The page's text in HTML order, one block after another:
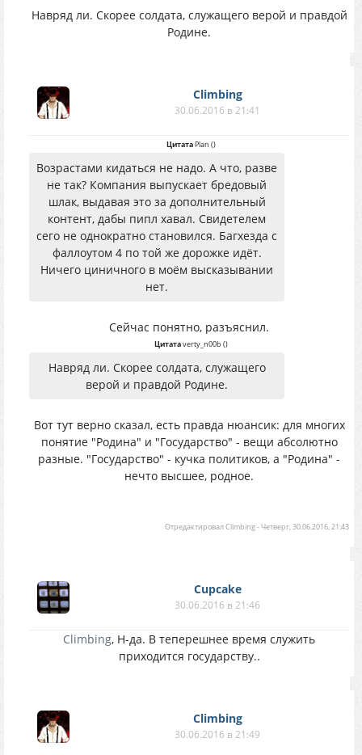
Навряд ли. Скорее солдата, служащего верой и правдой
Родине.
Climbing
30.06.2016 в 21:41
ЦитатаPlan ()
Возрастами кидаться не надо. А что, разве
не так? Компания выпускает бредовый
шлак, выдавая это за дополнительный
контент, дабы пипл хавал. Свидетелем
сего не однократно становился. Багхезда с
фаллоутом 4 по той же дорожке идёт.
Ничего циничного в моём высказывании
нет.
Сейчас понятно, разъяснил.
Цитатаverty_n00b ()
Навряд ли. Скорее солдата, служащего
верой и правдой Родине.
Вот тут верно сказал, есть правда нюансик: для многих
понятие "Родина" и "Государство" - вещи абсолютно
разные. "Государство" - кучка политиков, а "Родина" -
нечто высшее, родное.
ОтредактировалClimbing-Четверг, 30.06.2016, 21:43
Cupcake
30.06.2016 в 21:46
Climbing, Н-да. В теперешнее время служить
приходится государству..
Climbing
30.06.2016 в 21:49